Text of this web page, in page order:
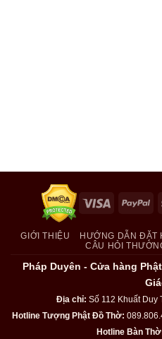
Visa
GIỚI THIỆU HƯỚNG DẪN ĐẶT
CÂU HỎI
Pháp Duyên - Cửa hàng
Địa chỉ: Số 112 Khuất Duy
Hotline Tượng Phật Đồ Thờ:
Hotline Bàn